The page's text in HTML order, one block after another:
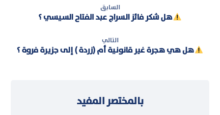
السابق
هل شكر فائز السراج عبد الفتاح السيسي ؟
التالي
هل هي هجرة غير قانونية أم (زردة ) إلى جزيرة فروة ؟
بالمختصر المفيد